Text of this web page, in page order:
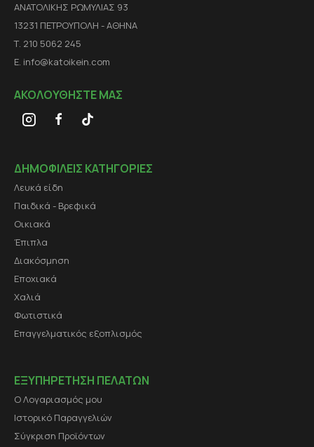
ΑΝΑΤΟΛΙΚΗΣ ΡΩΜΥΛΙΑΣ 93
13231 ΠΕΤΡΟΥΠΟΛΗ - ΑΘΗΝΑ
Τ. 210 5062 245
E. info@katoikein.com
ΑΚΟΛΟΥΘΗΣΤΕ ΜΑΣ
ΔΗΜΟΦΙΛΕΙΣ ΚΑΤΗΓΟΡΙΕΣ
Λευκά είδη
Παιδικά - Βρεφικά
Οικιακά
Έπιπλα
Διακόσμηση
Εποχιακά
Χαλιά
Φωτιστικά
Επαγγελματικός εξοπλισμός
ΕΞΥΠΗΡΕΤΗΣΗ ΠΕΛΑΤΩΝ
Ο Λογαριασμός μου
Ιστορικό Παραγγελιών
Σύγκριση Προϊόντων